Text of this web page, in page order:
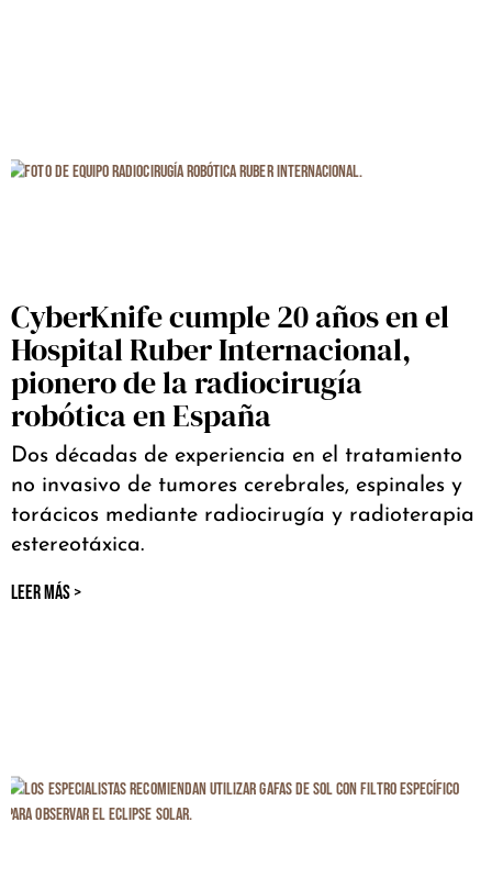
CyberKnife cumple 20 años en el
Hospital Ruber Internacional,
pionero de la radiocirugía
robótica en España
Dos décadas de experiencia en el tratamiento
no invasivo de tumores cerebrales, espinales y
torácicos mediante radiocirugía y radioterapia
estereotáxica.
LEER MÁS >